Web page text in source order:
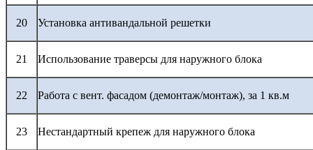
20 Установка антивандальной решетки
21 Использование траверсы для наружного блока
22 Работа с вент. фасадом (демонтаж/монтаж), за 1 кв.м
23 Нестандартный крепеж для наружного блока